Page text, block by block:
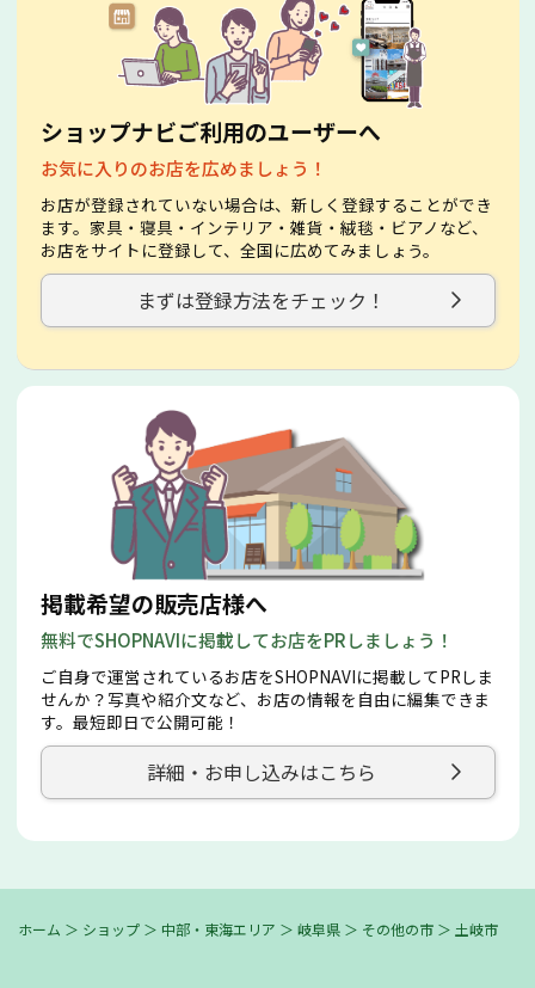
ショップナビご利用のユーザーへ
お気に入りのお店を広めましょう！
お店が登録されていない場合は、新しく登録することができ
ます。家具・寝具・インテリア・雑貨・絨毯・ビアノなど、
お店をサイトに登録して、全国に広めてみましょう。
まずは登録方法をチェック！
掲載希望の販売店様へ
無料でSHOPNAVIに掲載してお店をPRしましょう！
ご自身で運営されているお店をSHOPNAVIに掲載してPRしま
せんか？写真や紹介文など、お店の情報を自由に編集できま
す。最短即日で公開可能！
詳細・お申し込みはこちら
ホーム ＞ ショップ ＞ 中部・東海エリア ＞ 岐阜県 ＞ その他の市 ＞ 土岐市